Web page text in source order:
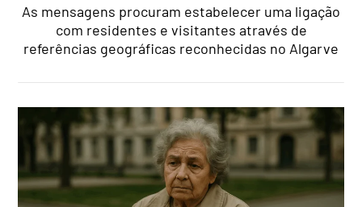
As mensagens procuram estabelecer uma ligação
com residentes e visitantes através de
referências geográficas reconhecidas no Algarve